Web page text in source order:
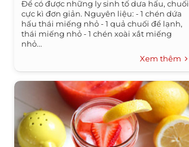
Để có được những ly sinh tố dưa hấu, chuối
cực kì đơn giản. Nguyên liệu: - 1 chén dứa
hấu thái miếng nhỏ - 1 quả chuối để lạnh,
thái miếng nhỏ - 1 chén xoài xắt miếng
nhỏ...
Xem thêm